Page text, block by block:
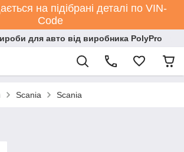
на підібрані деталі по VIN-
Code
для авто від виробника PolyPro
Scania Scania